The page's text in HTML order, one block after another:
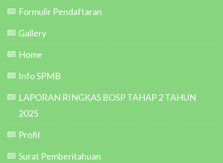
Formulir Pendaftaran
Gallery
Home
Info SPMB
LAPORAN RINGKAS BOSP TAHAP 2 TAHUN
2025
Profil
Surat Pemberitahuan